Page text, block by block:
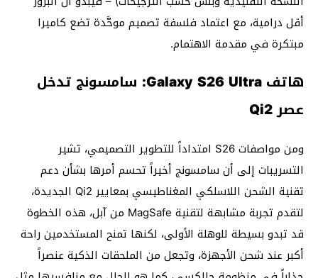
أقل درامية، مع اعتماد فلسفة تصميم موحَّدة تضع كاميرا
مبتكرة في مقدمة الاهتمام.
هاتف Galaxy S26 Ultra: سامسونج تدخل
عصر Qi2
ومن مواصفات S26 امتداداً للتطوير التصميمي، تشير
التسريبات إلى أن سامسونج أخيراً تحسم أمرها بشأن دعم
تقنية الشحن اللاسلكي المغناطيسي بمعايير Qi2 الجديدة،
لتقدم تجربة مشابهة لتقنية MagSafe من آبل، هذه الخطوة
قد تبدو بسيطة للوهلة الأولى، لكنها تمنح المستخدمين راحة
أكبر عند شحن الأجهزة، وتجعل من الملحقات الذكية عنصراً